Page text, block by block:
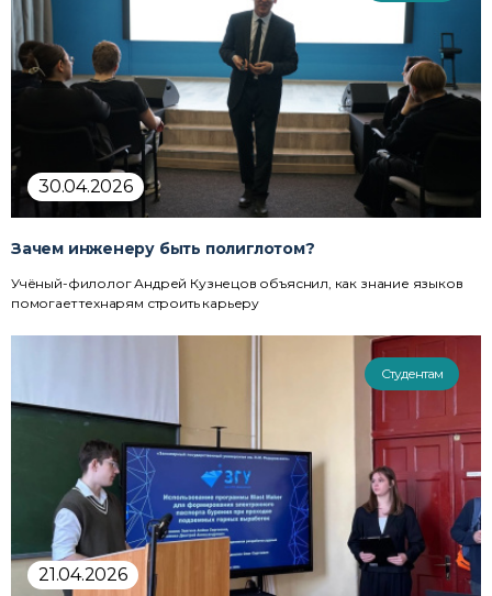
30.04.2026
Зачем инженеру быть полиглотом?
Учёный-филолог Андрей Кузнецов объяснил, как знание языков
помогает технарям строить карьеру
Студентам
21.04.2026